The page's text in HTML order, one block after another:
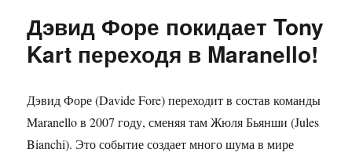
KZ1:
Статистика
гонки
Дэвид Форе покидает Tony
Kart переходя в Maranello!
Дэвид Форе (Davide Fore) переходит в состав команды
Maranello в 2007 году, сменяя там Жюля Бьянши (Jules
Bianchi). Это событие создает много шума в мире